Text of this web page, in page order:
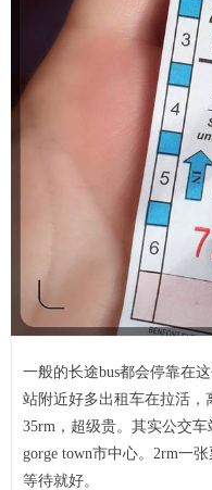
一般的长途bus都会停靠在
站附近好多出租车在拉活，
35rm，超级贵。其实公交
gorge town市中心。2rm一
等待就好。